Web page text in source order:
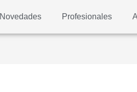
Novedades Profesionales